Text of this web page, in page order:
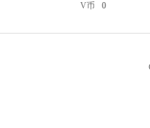
V币 0